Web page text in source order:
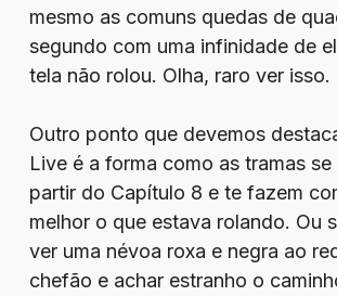
mesmo as comuns quedas de
segundo com uma infinidade de
tela não rolou. Olha, raro ver isso.
Outro ponto que devemos
Live é a forma como as tramas
partir do Capítulo 8 e te fazem
melhor o que estava rolando. Ou
ver uma névoa roxa e negra ao
chefão e achar estranho o